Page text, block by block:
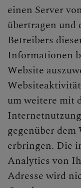
einen Server
übertragen und
Betreibers
Informationen
Website
um weitere mit
gegenüber
erbringen. Die
Analytics von
Adresse wird